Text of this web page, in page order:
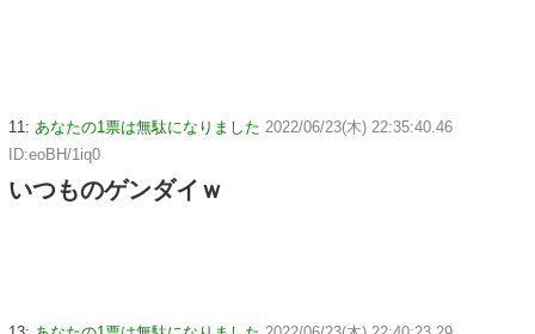
11: あなたの1票は無駄になりました 2022/06/23(木) 22:35:40.46
ID:eoBH/1iq0
いつものゲンダイｗ